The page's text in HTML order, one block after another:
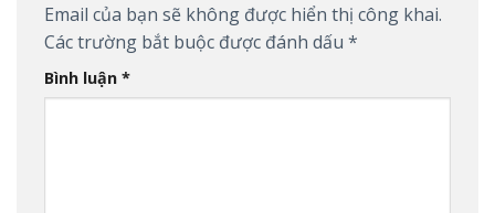
Email của bạn sẽ không được hiển thị công khai.
Các trường bắt buộc được đánh dấu *
Bình luận *